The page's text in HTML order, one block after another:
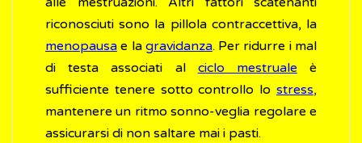
riconosciuti sono la pillola contraccettiva, la
menopausa e la gravidanza. Per ridurre i mal
di testa associati al ciclo mestruale è
sufficiente tenere sotto controllo lo stress,
mantenere un ritmo sonno-veglia regolare e
assicurarsi di non saltare mai i pasti.